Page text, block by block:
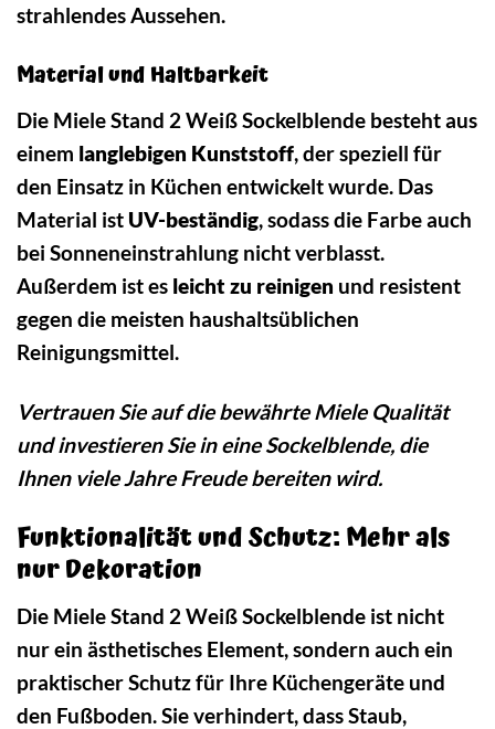
strahlendes Aussehen.
Material und Haltbarkeit
Die Miele Stand 2 Weiß Sockelblende besteht aus
einem langlebigen Kunststoff, der speziell für
den Einsatz in Küchen entwickelt wurde. Das
Material ist UV-beständig, sodass die Farbe auch
bei Sonneneinstrahlung nicht verblasst.
Außerdem ist es leicht zu reinigen und resistent
gegen die meisten haushaltsüblichen
Reinigungsmittel.
Vertrauen Sie auf die bewährte Miele Qualität
und investieren Sie in eine Sockelblende, die
Ihnen viele Jahre Freude bereiten wird.
Funktionalität und Schutz: Mehr als
nur Dekoration
Die Miele Stand 2 Weiß Sockelblende ist nicht
nur ein ästhetisches Element, sondern auch ein
praktischer Schutz für Ihre Küchengeräte und
den Fußboden. Sie verhindert, dass Staub,